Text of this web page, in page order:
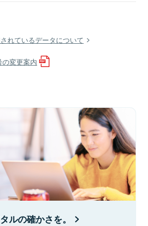
れているデータについて
変更案内
ルの確かさを。